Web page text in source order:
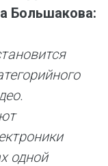
Большакова:
одной